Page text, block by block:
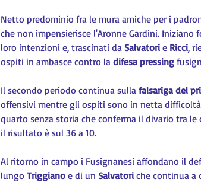
Netto predominio fra le mura amiche per i
che non impensierisce l'Aronne Gardini.
loro intenzioni e, trascinati da Salvatori e Ricci,
ospiti in ambasce contro la difesa pressing
Il secondo periodo continua sulla falsariga del
offensivi mentre gli ospiti sono in netta
quarto senza storia che conferma il divario tra
il risultato è sul 36 a 10.
Al ritorno in campo i Fusignanesi affondano il
lungo Triggiano e di un Salvatori che continua a